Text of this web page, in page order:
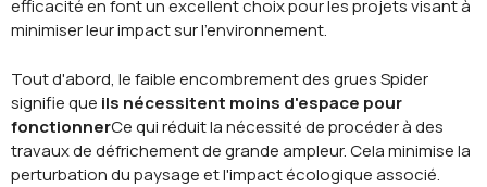
efficacité en font un excellent choix pour les projets visant à
minimiser leur impact sur l'environnement.
Tout d'abord, le faible encombrement des grues Spider
signifie que ils nécessitent moins d'espace pour
fonctionnerCe qui réduit la nécessité de procéder à des
travaux de défrichement de grande ampleur. Cela minimise la
perturbation du paysage et l'impact écologique associé.